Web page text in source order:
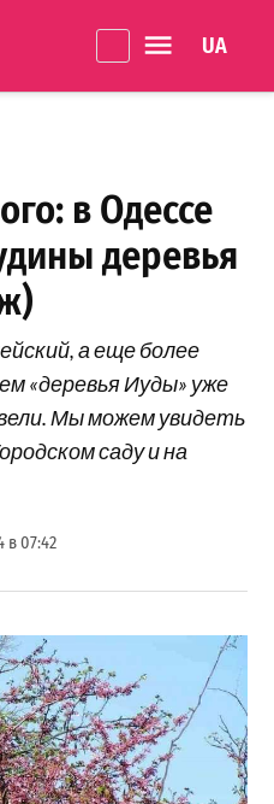
в Одессе
деревья
а еще более
«деревья Иуды» уже
Мы можем увидеть
саду и на
в 07:42